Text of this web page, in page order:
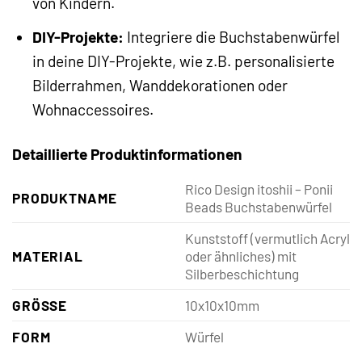
DIY-Projekte: Integriere die Buchstabenwürfel
in deine DIY-Projekte, wie z.B. personalisierte
Bilderrahmen, Wanddekorationen oder
Wohnaccessoires.
Detaillierte Produktinformationen
PRODUKTNAME
Rico Design itoshii – Ponii
Beads Buchstabenwürfel
MATERIAL
Kunststoff (vermutlich Acryl
oder ähnliches) mit
Silberbeschichtung
GRÖSSE
10x10x10mm
FORM
Würfel